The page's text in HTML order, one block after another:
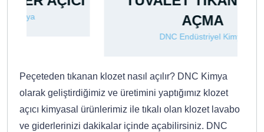
DNC Endüstriyel Kimya
Peçeteden tıkanan klozet nasıl açılır? DNC Kimya
olarak geliştirdiğimiz ve üretimini yaptığımız klozet
açıcı kimyasal ürünlerimiz ile tıkalı olan klozet lavabo
ve giderlerinizi dakikalar içinde açabilirsiniz. DNC